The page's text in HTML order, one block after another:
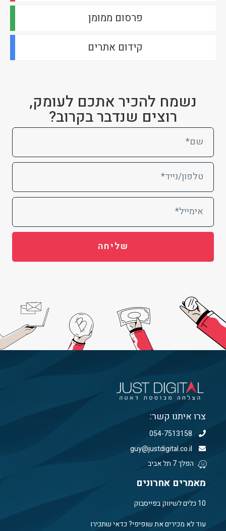
פרסום ממומן
קידום אתרים
נשמח להכיר אתכם לעומק,
רוצים שנדבר בקרוב?
שליחה
צרו איתנו קשר:
הפלך 7 תל אביב
מאמרים אחרונים
10 כלים לשיווק בפייסבוק
עוד לא מכירים את שופיפי? כדאי שתכירו